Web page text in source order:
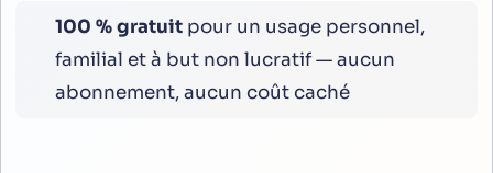
100 % gratuitpour un usage personnel,
familial et à but non lucratif — aucun
abonnement, aucun coût caché